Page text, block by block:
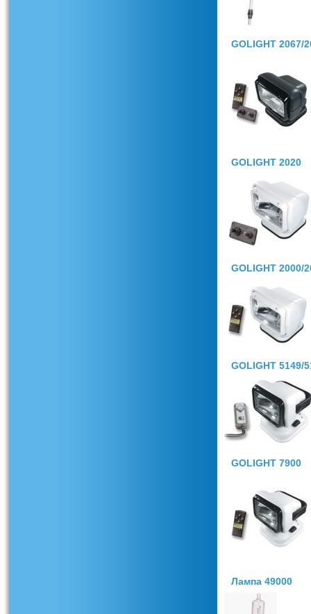
GOLIGHT 2067/
GOLIGHT 2020
GOLIGHT 2000/
GOLIGHT 5149/
GOLIGHT 7900
Лампа 49000